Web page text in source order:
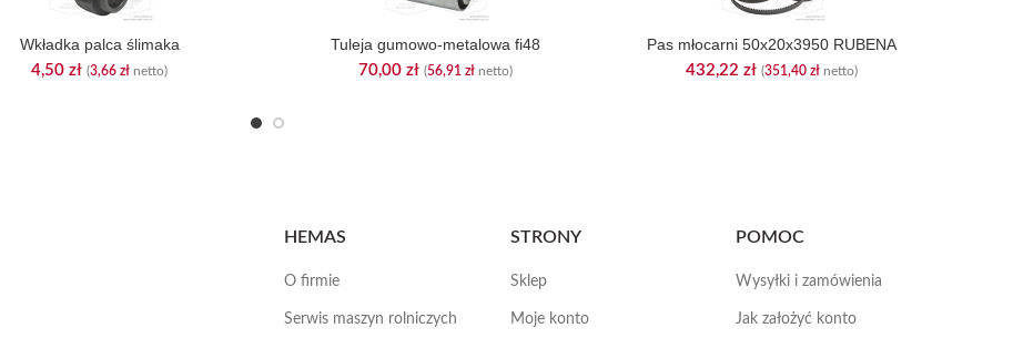
Wkładka palca ślimaka
4,50 zł (3,66 zł netto)
Tuleja gumowo-metalowa fi48
70,00 zł (56,91 zł netto)
Pas młocarni 50x20x3950 RUBENA
432,22 zł (351,40 zł netto)
HEMAS
O firmie
Serwis maszyn rolniczych
STRONY
Sklep
Moje konto
POMOC
Wysyłki i zamówienia
Jak założyć konto